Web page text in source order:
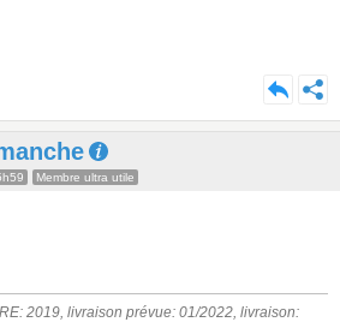
Membre ultra utile
2019, livraison prévue: 01/2022, livraison: